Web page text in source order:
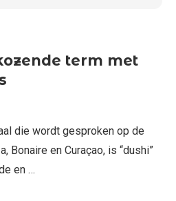
term met
die wordt gesproken op de
Bonaire en Curaçao, is “dushi”
en …